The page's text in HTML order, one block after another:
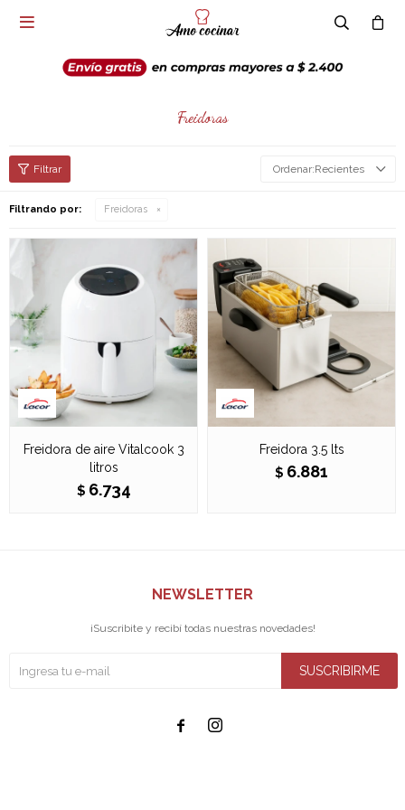

Freidoras
Recientes
Filtrando por: Freidoras
Freidora de aire Vitalcook 3
litros
$ 6.734
Freidora 3.5 lts
$ 6.881
NEWSLETTER
¡Suscribite y recibí todas nuestras novedades!
SUSCRIBIRME
 